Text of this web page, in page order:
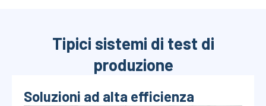
Tipici sistemi di test di
produzione
Soluzioni ad alta efficienza